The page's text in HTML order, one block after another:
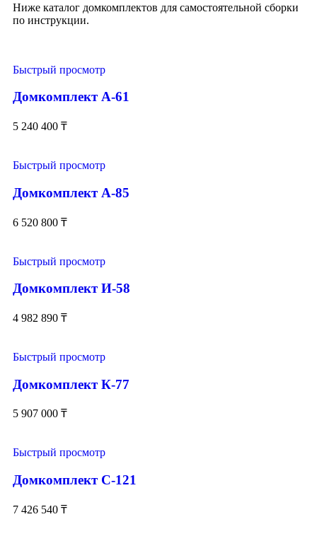
Ниже каталог домкомплектов для самостоятельной сборки
по инструкции.
Быстрый просмотр
Домкомплект А-61
5 240 400 ₸
Быстрый просмотр
Домкомплект А-85
6 520 800 ₸
Быстрый просмотр
Домкомплект И-58
4 982 890 ₸
Быстрый просмотр
Домкомплект К-77
5 907 000 ₸
Быстрый просмотр
Домкомплект С-121
7 426 540 ₸